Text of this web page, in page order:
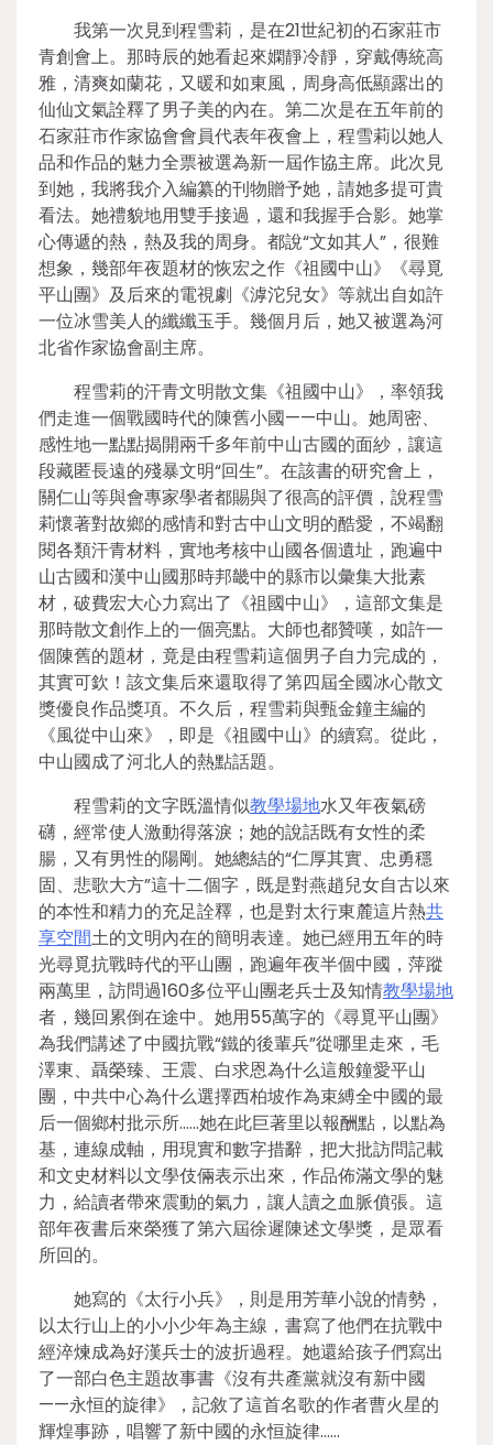
我第一次見到程雪莉，是在21世紀初的石家莊市
青創會上。那時辰的她看起來嫻靜冷靜，穿戴傳統高
雅，清爽如蘭花，又暖和如東風，周身高低顯露出的
仙仙文氣詮釋了男子美的內在。第二次是在五年前的
石家莊市作家協會會員代表年夜會上，程雪莉以她人
品和作品的魅力全票被選為新一屆作協主席。此次見
到她，我將我介入編纂的刊物贈予她，請她多提可貴
看法。她禮貌地用雙手接過，還和我握手合影。她掌
心傳遞的熱，熱及我的周身。都說“文如其人”，很難
想象，幾部年夜題材的恢宏之作《祖國中山》《尋覓
平山團》及后來的電視劇《滹沱兒女》等就出自如許
一位冰雪美人的纖纖玉手。幾個月后，她又被選為河
北省作家協會副主席。
程雪莉的汗青文明散文集《祖國中山》，率領我
們走進一個戰國時代的陳舊小國——中山。她周密、
感性地一點點揭開兩千多年前中山古國的面紗，讓這
段藏匿長遠的殘暴文明“回生”。在該書的研究會上，
關仁山等與會專家學者都賜與了很高的評價，說程雪
莉懷著對故鄉的感情和對古中山文明的酷愛，不竭翻
閱各類汗青材料，實地考核中山國各個遺址，跑遍中
山古國和漢中山國那時邦畿中的縣市以彙集大批素
材，破費宏大心力寫出了《祖國中山》，這部文集是
那時散文創作上的一個亮點。大師也都贊嘆，如許一
個陳舊的題材，竟是由程雪莉這個男子自力完成的，
其實可欽！該文集后來還取得了第四屆全國冰心散文
獎優良作品獎項。不久后，程雪莉與甄金鐘主編的
《風從中山來》，即是《祖國中山》的續寫。從此，
中山國成了河北人的熱點話題。
程雪莉的文字既溫情似教學場地水又年夜氣磅
礴，經常使人激動得落淚；她的說話既有女性的柔
腸，又有男性的陽剛。她總結的“仁厚其實、忠勇穩
固、悲歌大方”這十二個字，既是對燕趙兒女自古以來
的本性和精力的充足詮釋，也是對太行東麓這片熱共
享空間土的文明內在的簡明表達。她已經用五年的時
光尋覓抗戰時代的平山團，跑遍年夜半個中國，萍蹤
兩萬里，訪問過160多位平山團老兵士及知情教學場地
者，幾回累倒在途中。她用55萬字的《尋覓平山團》
為我們講述了中國抗戰“鐵的後輩兵”從哪里走來，毛
澤東、聶榮臻、王震、白求恩為什么這般鐘愛平山
團，中共中心為什么選擇西柏坡作為束縛全中國的最
后一個鄉村批示所……她在此巨著里以報酬點，以點為
基，連線成軸，用現實和數字措辭，把大批訪問記載
和文史材料以文學伎倆表示出來，作品佈滿文學的魅
力，給讀者帶來震動的氣力，讓人讀之血脈僨張。這
部年夜書后來榮獲了第六屆徐遲陳述文學獎，是眾看
所回的。
她寫的《太行小兵》，則是用芳華小說的情勢，
以太行山上的小小少年為主線，書寫了他們在抗戰中
經淬煉成為好漢兵士的波折過程。她還給孩子們寫出
了一部白色主題故事書《沒有共產黨就沒有新中國
——永恒的旋律》，記敘了這首名歌的作者曹火星的
輝煌事跡，唱響了新中國的永恒旋律……